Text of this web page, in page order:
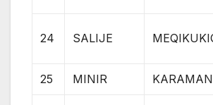
24 SALIJE
25 MINIR